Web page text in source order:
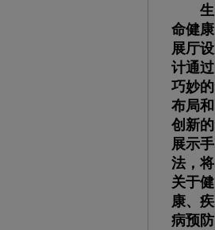
生
命健康
展厅设
计通过
巧妙的
布局和
创新的
展示手
法，将
关于健
康、疾
病预防